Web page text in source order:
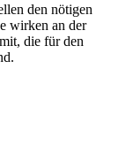
den nötigen
wirken an der
die für den